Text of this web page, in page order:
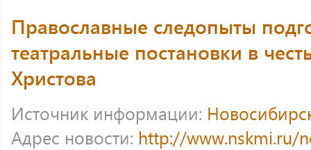
Православные следопыты
театральные постановки в
Христова
Источник информации:
Адрес новости: http://www.nskmi.ru/